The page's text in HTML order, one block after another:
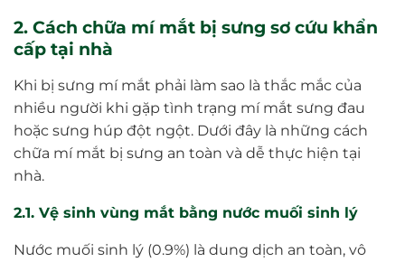
2. Cách chữa mí mắt bị sưng sơ cứu khẩn
cấp tại nhà
Khi bị sưng mí mắt phải làm sao là thắc mắc của
nhiều người khi gặp tình trạng mí mắt sưng đau
hoặc sưng húp đột ngột. Dưới đây là những cách
chữa mí mắt bị sưng an toàn và dễ thực hiện tại
nhà.
2.1. Vệ sinh vùng mắt bằng nước muối sinh lý
Nước muối sinh lý (0.9%) là dung dịch an toàn, vô